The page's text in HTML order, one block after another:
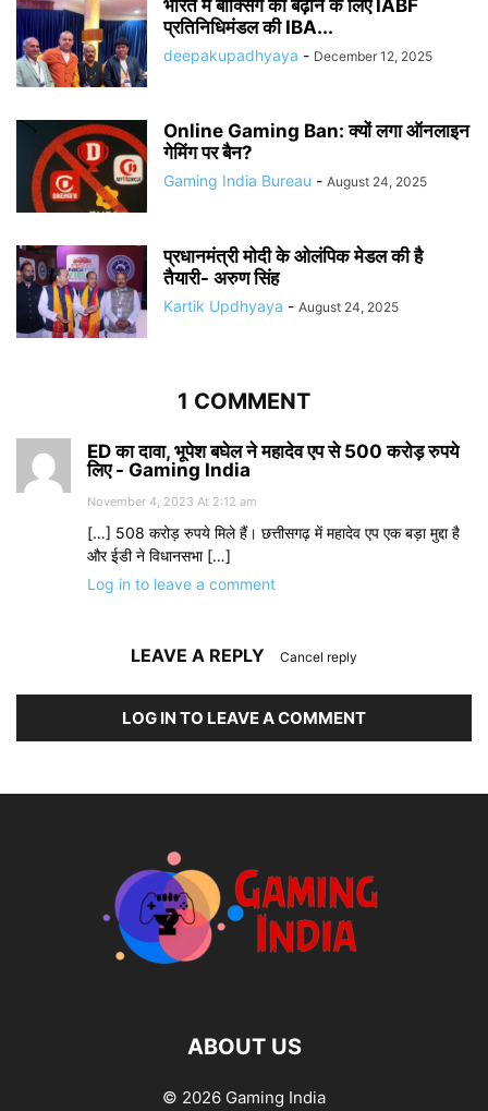
भारत में बॉक्सिंग को बढ़ाने के लिए IABF
प्रतिनिधिमंडल की IBA...
deepakupadhyaya - December 12, 2025
Online Gaming Ban: क्यों लगा ऑनलाइन
गेमिंग पर बैन?
Gaming India Bureau - August 24, 2025
प्रधानमंत्री मोदी के ओलंपिक मेडल की है
तैयारी- अरुण सिंह
Kartik Updhyaya - August 24, 2025
1 COMMENT
ED का दावा, भूपेश बघेल ने महादेव एप से 500 करोड़ रुपये
लिए - Gaming India
November 4, 2023 At 2:12 am
[…] 508 करोड़ रुपये मिले हैं। छत्तीसगढ़ में महादेव एप एक बड़ा मुद्दा है
और ईडी ने विधानसभा […]
Log in to leave a comment
LEAVE A REPLY Cancel reply
LOG IN TO LEAVE A COMMENT
ABOUT US
© 2026 Gaming India